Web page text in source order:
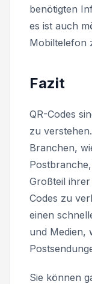
benötigten
es ist auch
Mobiltelefon
Fazit
QR-Codes
zu
Branchen,
Großteil
Codes zu
einen
und Medien,
Sie können